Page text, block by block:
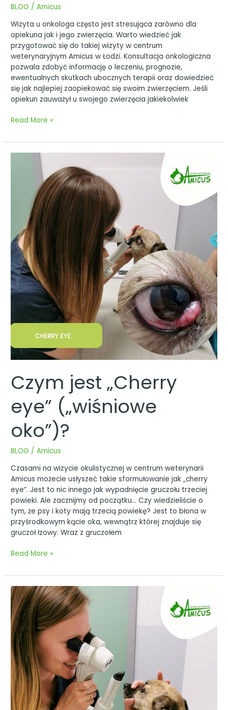
BLOG /Amicus
Wizyta u onkologa często jest stresująca zarówno dla
opiekuna jak i jego zwierzęcia. Warto wiedzieć jak
przygotować się do takiej wizyty w centrum
weterynaryjnym Amicus w Łodzi. Konsultacja onkologiczna
pozwala zdobyć informację o leczeniu, prognozie,
ewentualnych skutkach ubocznych terapii oraz dowiedzieć
się jak najlepiej zaopiekować się swoim zwierzęciem. Jeśli
opiekun zauważył u swojego zwierzęcia jakiekolwiek
Read More »
Czym jest „Cherry
eye” („wiśniowe
oko”)?
BLOG /Amicus
Czasami na wizycie okulistycznej w centrum weterynarii
Amicus możecie usłyszeć takie sformułowanie jak „cherry
eye”. Jest to nic innego jak wypadnięcie gruczołu trzeciej
powieki. Ale zacznijmy od początku… Czy wiedzieliście o
tym, że psy i koty mają trzecią powiekę? Jest to błona w
przyśrodkowym kącie oka, wewnątrz której znajduje się
gruczoł łzowy. Wraz z gruczołem
(„wiśniowe
oko”)?
Read More »
Kiedy
zaplanować
konsultację
okulistyczną?